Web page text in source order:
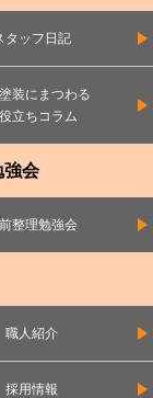
タッフ日記
装にまつわる
立ちコラム
強会
整理勉強会
職人紹介
採用情報